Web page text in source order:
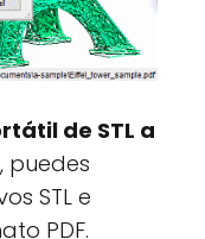
de STL a
puedes
STL e
PDF.